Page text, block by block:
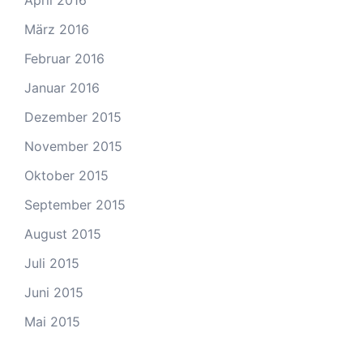
März 2016
Februar 2016
Januar 2016
Dezember 2015
November 2015
Oktober 2015
September 2015
August 2015
Juli 2015
Juni 2015
Mai 2015